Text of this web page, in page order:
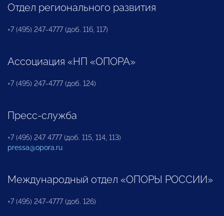
Отдел регионального развития
+7 (495) 247-4777 (доб. 116, 117)
Ассоциация «НП «ОПОРА»
+7 (495) 247-4777 (доб. 124)
Пресс-служба
+7 (495) 247 4777 (доб. 115, 114, 113)
pressa@opora.ru
Международный отдел «ОПОРЫ РОССИИ»
+7 (495) 247-4777 (доб. 126)